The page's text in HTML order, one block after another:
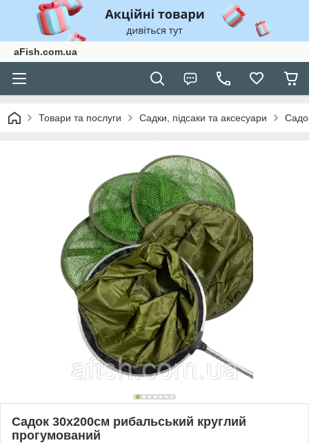
aFish.com.ua
Товари та послуги Садки, підсаки та аксесуари
Садок 30х200см рибальський круглий
прогумований